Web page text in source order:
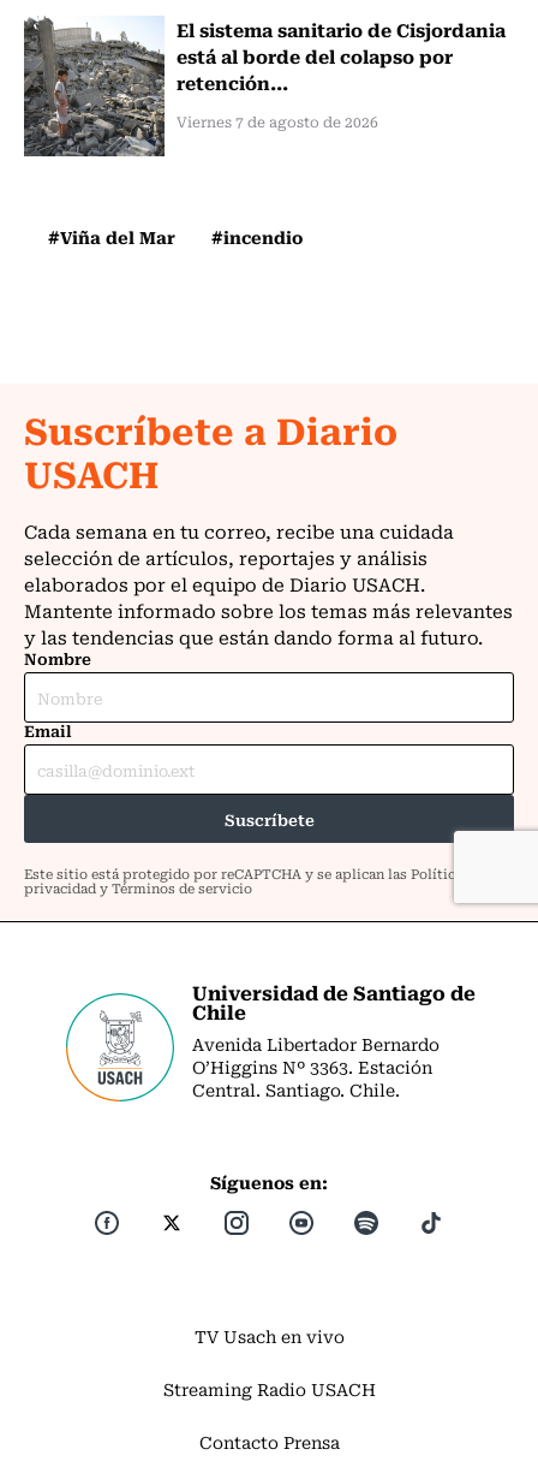
El sistema sanitario de Cisjordania
está al borde del colapso por
retención...
Viernes 7 de agosto de 2026
#Viña del Mar #incendio
Universidad de Santiago de
Chile
Avenida Libertador Bernardo
O’Higgins Nº 3363. Estación
Central. Santiago. Chile.
Síguenos en:
TV Usach en vivo
Streaming Radio USACH
Contacto Prensa